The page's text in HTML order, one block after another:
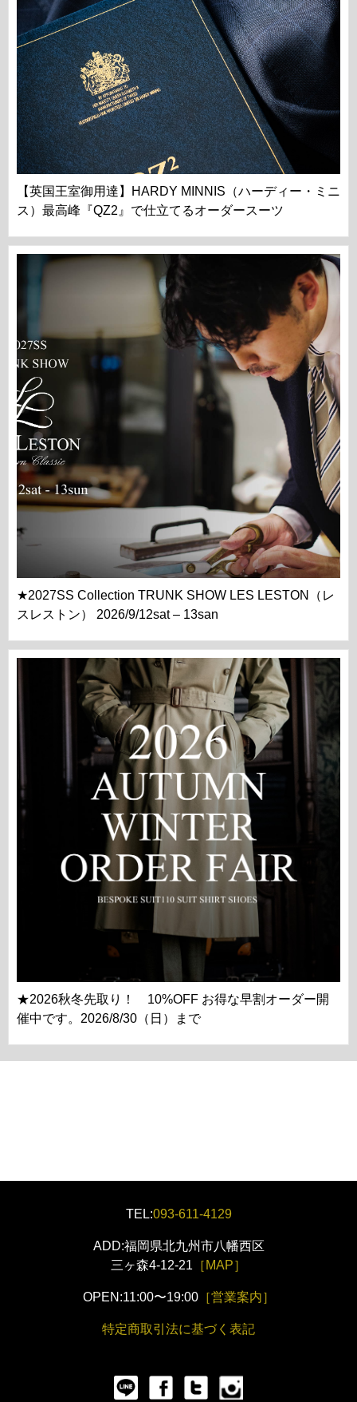
【英国王室御用達】HARDY MINNIS（ハーディー・ミニ
ス）最高峰『QZ2』で仕立てるオーダースーツ
★2027SS Collection TRUNK SHOW LES LESTON（レ
スレストン） 2026/9/12sat – 13san
★2026秋冬先取り！ 10%OFF お得な早割オーダー開
催中です。2026/8/30（日）まで
TEL:093-611-4129
ADD:福岡県北九州市八幡西区
三ヶ森4-12-21 ［MAP］
OPEN:11:00〜19:00［営業案内］
特定商取引法に基づく表記